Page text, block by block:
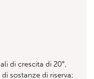
di crescita di 20°,
sostanze di riserva;